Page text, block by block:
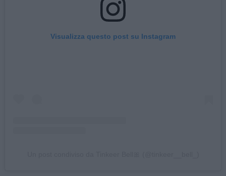
Visualizza questo post su Instagram